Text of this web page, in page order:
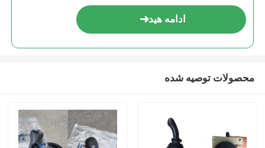
ادامه هید
محصولات توصیه شده